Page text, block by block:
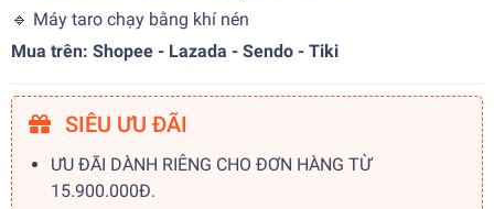
🔹 Máy taro chạy bằng khí nén
Mua trên: Shopee - Lazada - Sendo - Tiki
SIÊU ƯU ĐÃI
ƯU ĐÃI DÀNH RIÊNG CHO ĐƠN HÀNG TỪ
15.900.000Đ.